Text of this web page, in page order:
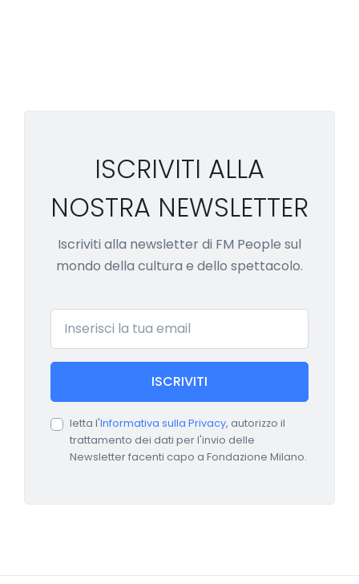
ISCRIVITI ALLA
NOSTRA NEWSLETTER
Iscriviti alla newsletter di FM People sul
mondo della cultura e dello spettacolo.
Email
ISCRIVITI
letta l'Informativa sulla Privacy, autorizzo il
trattamento dei dati per l'invio delle
Newsletter facenti capo a Fondazione Milano.